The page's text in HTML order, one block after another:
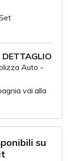
DETTAGLIO
Auto -
vai alla
su